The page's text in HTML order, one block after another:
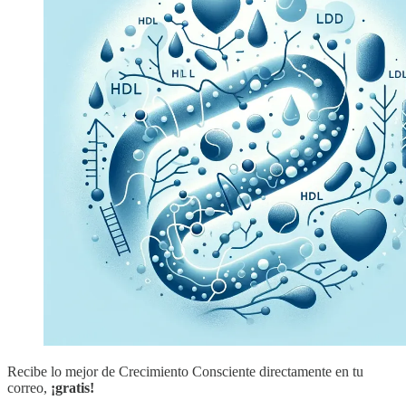
Recibe lo mejor de Crecimiento Consciente directamente en tu
correo, ¡gratis!